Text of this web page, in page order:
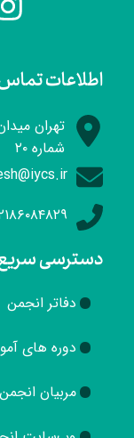
اطلاعات
تهران
شماره ۲۰
دسترسی
دفاتر انجمن
دوره های
مربیان انجمن